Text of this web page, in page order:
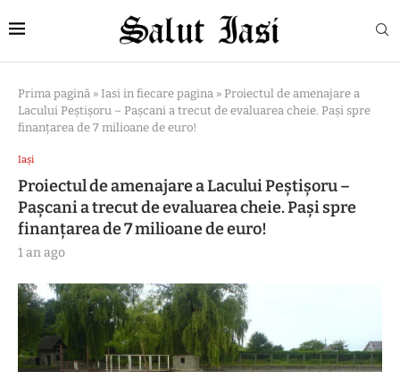
Prima pagină » Iasi in fiecare pagina » Proiectul de amenajare a
Lacului Peștișoru – Pașcani a trecut de evaluarea cheie. Pași spre
finanțarea de 7 milioane de euro!
Iași
Proiectul de amenajare a Lacului Peștișoru –
Pașcani a trecut de evaluarea cheie. Pași spre
finanțarea de 7 milioane de euro!
1 an ago